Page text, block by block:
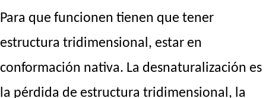
Para que funcionen tienen que tener
estructura tridimensional, estar en
conformación nativa. La desnaturalización es
la pérdida de estructura tridimensional, la